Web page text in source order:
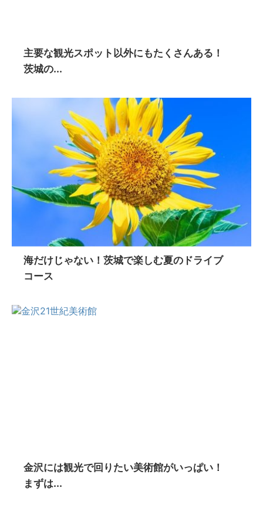
主要な観光スポット以外にもたくさんある！
茨城の...
海だけじゃない！茨城で楽しむ夏のドライブ
コース
金沢には観光で回りたい美術館がいっぱい！
まずは...